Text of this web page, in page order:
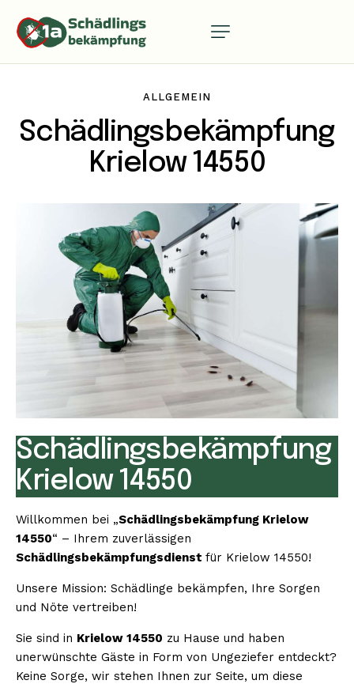
ALLGEMEIN
Schädlingsbekämpfung
Krielow 14550
Schädlingsbekämpfung
Krielow 14550
Willkommen bei „Schädlingsbekämpfung Krielow
14550“ – Ihrem zuverlässigen
Schädlingsbekämpfungsdienst für Krielow 14550!
Unsere Mission: Schädlinge bekämpfen, Ihre Sorgen
und Nöte vertreiben!
Sie sind in Krielow 14550 zu Hause und haben
unerwünschte Gäste in Form von Ungeziefer entdeckt?
Keine Sorge, wir stehen Ihnen zur Seite, um diese